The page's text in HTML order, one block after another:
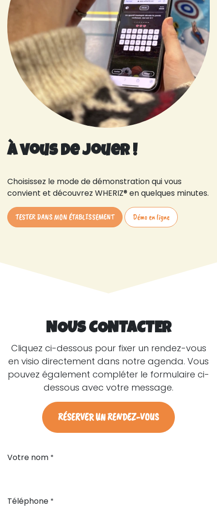
À vous de jouer !
Choisissez le mode de démonstration qui vous
convient et découvrez WHERIZ® en quelques minutes.
TESTER DANS MON ÉTABLISSEMENT Démo en ligne
NOUS CONTACTER
Cliquez ci-dessous pour fixer un rendez-vous
en visio directement dans notre agenda. Vous
pouvez également compléter le formulaire ci-
dessous avec votre message.
RÉSERVER UN RENDEZ-VOUS
Votre nom *
Téléphone *